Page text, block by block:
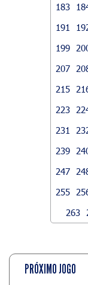
183
191
199
207
215
223
231
239
247
255
263
PRÓXIMO JOGO